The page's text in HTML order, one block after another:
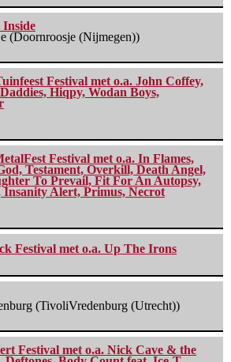
Inside
(Doornroosje (Nijmegen))
Festival met o.a. John Coffey,
Hiqpy, Wodan Boys,
Festival met o.a. In Flames,
Testament, Overkill, Death Angel,
To Prevail, Fit For An Autopsy,
Insanity Alert, Primus, Necrot
Festival met o.a. Up The Irons
(TivoliVredenburg (Utrecht))
Festival met o.a. Nick Cave & the